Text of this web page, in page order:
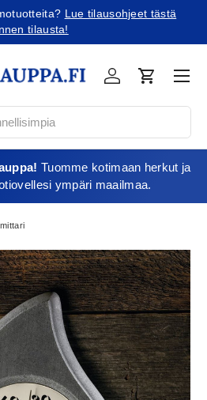
Lue tilausohjeet tästä
tilausta!
KirjauduOstoskori
Tuomme kotimaan herkut ja
ympäri maailmaa.